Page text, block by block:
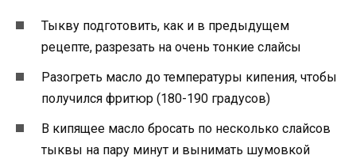
Тыкву подготовить, как и в предыдущем
рецепте, разрезать на очень тонкие слайсы
Разогреть масло до температуры кипения, чтобы
получился фритюр (180-190 градусов)
В кипящее масло бросать по несколько слайсов
тыквы на пару минут и вынимать шумовкой